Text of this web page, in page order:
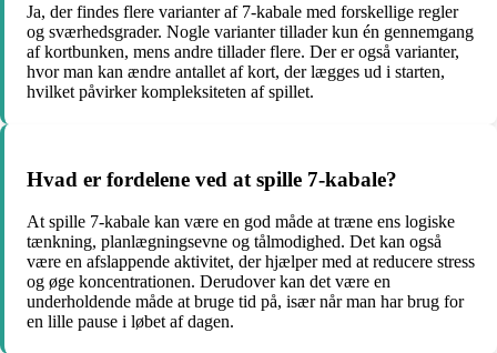
Ja, der findes flere varianter af 7-kabale med forskellige regler
og sværhedsgrader. Nogle varianter tillader kun én gennemgang
af kortbunken, mens andre tillader flere. Der er også varianter,
hvor man kan ændre antallet af kort, der lægges ud i starten,
hvilket påvirker kompleksiteten af spillet.
Hvad er fordelene ved at spille 7-kabale?
At spille 7-kabale kan være en god måde at træne ens logiske
tænkning, planlægningsevne og tålmodighed. Det kan også
være en afslappende aktivitet, der hjælper med at reducere stress
og øge koncentrationen. Derudover kan det være en
underholdende måde at bruge tid på, især når man har brug for
en lille pause i løbet af dagen.